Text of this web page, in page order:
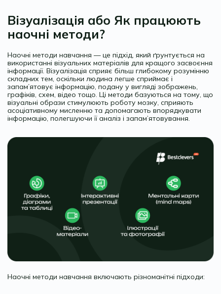
Візуалізація або Як працюють
наочні методи?
Наочні методи навчання — це підхід, який ґрунтується на
використанні візуальних матеріалів для кращого засвоєння
інформації. Візуалізація сприяє більш глибокому розумінню
складних тем, оскільки людина легше сприймає і
запам’ятовує інформацію, подану у вигляді зображень,
графіків, схем, відео тощо. Ці методи базуються на тому, що
візуальні образи стимулюють роботу мозку, сприяють
асоціативному мисленню та допомагають впорядкувати
інформацію, полегшуючи її аналіз і запам’ятовування.
Наочні методи навчання включають різноманітні підходи: